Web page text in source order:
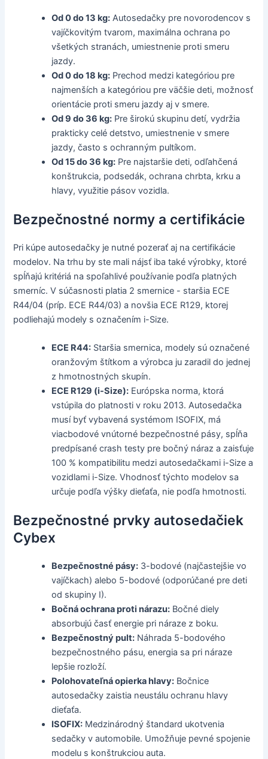
Od 0 do 13 kg: Autosedačky pre novorodencov s
vajíčkovitým tvarom, maximálna ochrana po
všetkých stranách, umiestnenie proti smeru
jazdy.
Od 0 do 18 kg: Prechod medzi kategóriou pre
najmenších a kategóriou pre väčšie deti, možnosť
orientácie proti smeru jazdy aj v smere.
Od 9 do 36 kg: Pre širokú skupinu detí, vydržia
prakticky celé detstvo, umiestnenie v smere
jazdy, často s ochranným pultíkom.
Od 15 do 36 kg: Pre najstaršie deti, odľahčená
konštrukcia, podsedák, ochrana chrbta, krku a
hlavy, využitie pásov vozidla.
Bezpečnostné normy a certifikácie
Pri kúpe autosedačky je nutné pozerať aj na certifikácie
modelov. Na trhu by ste mali nájsť iba také výrobky, ktoré
spĺňajú kritériá na spoľahlivé používanie podľa platných
smerníc. V súčasnosti platia 2 smernice - staršia ECE
R44/04 (príp. ECE R44/03) a novšia ECE R129, ktorej
podliehajú modely s označením i-Size.
ECE R44: Staršia smernica, modely sú označené
oranžovým štítkom a výrobca ju zaradil do jednej
z hmotnostných skupín.
ECE R129 (i-Size): Európska norma, ktorá
vstúpila do platnosti v roku 2013. Autosedačka
musí byť vybavená systémom ISOFIX, má
viacbodové vnútorné bezpečnostné pásy, spĺňa
predpísané crash testy pre bočný náraz a zaisťuje
100 % kompatibilitu medzi autosedačkami i-Size a
vozidlami i-Size. Vhodnosť týchto modelov sa
určuje podľa výšky dieťaťa, nie podľa hmotnosti.
Bezpečnostné prvky autosedačiek
Cybex
Bezpečnostné pásy: 3-bodové (najčastejšie vo
vajíčkach) alebo 5-bodové (odporúčané pre deti
od skupiny I).
Bočná ochrana proti nárazu: Bočné diely
absorbujú časť energie pri náraze z boku.
Bezpečnostný pult: Náhrada 5-bodového
bezpečnostného pásu, energia sa pri náraze
lepšie rozloží.
Polohovateľná opierka hlavy: Bočnice
autosedačky zaistia neustálu ochranu hlavy
dieťaťa.
ISOFIX: Medzinárodný štandard ukotvenia
sedačky v automobile. Umožňuje pevné spojenie
modelu s konštrukciou auta.